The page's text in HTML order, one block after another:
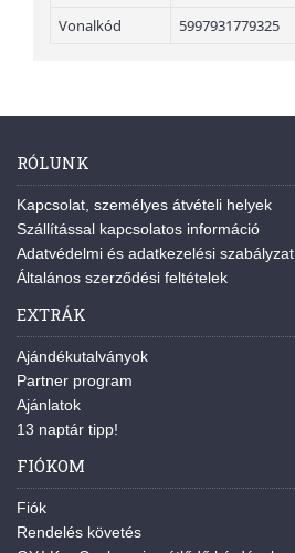
Vonalkód
5997931779325
RÓLUNK
Kapcsolat, személyes átvételi helyek
Szállítással kapcsolatos információ
Adatvédelmi és adatkezelési szabályzat
Általános szerződési feltételek
EXTRÁK
Ajándékutalványok
Partner program
Ajánlatok
13 naptár tipp!
FIÓKOM
Fiók
Rendelés követés